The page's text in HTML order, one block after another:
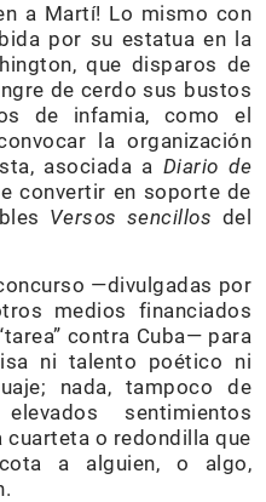
a Martí! Lo mismo con
por su estatua en la
que disparos de
de cerdo sus bustos
de infamia, como el
la organización
asociada a Diario de
convertir en soporte de
Versos sencillos del
—divulgadas por
medios financiados
contra Cuba— para
ni talento poético ni
nada, tampoco de
sentimientos
o redondilla que
a alguien, o algo,